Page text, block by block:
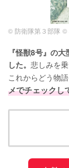
© 防衛隊第３部隊 ©
『怪獣8号』の
した。 悲しみを
これからどう物
メでチェックし